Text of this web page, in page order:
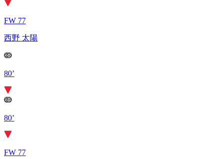
FW 77
西野 太陽
80’
80’
FW 77